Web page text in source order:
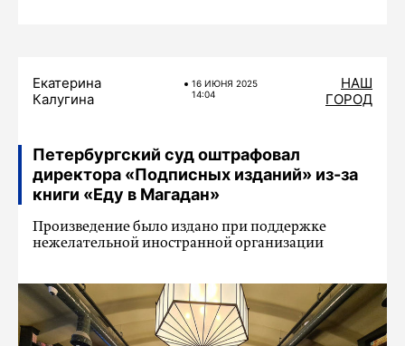
Екатерина
Калугина
16 ИЮНЯ 2025
14:04
НАШ
ГОРОД
Петербургский суд оштрафовал
директора «Подписных изданий» из-за
книги «Еду в Магадан»
Произведение было издано при поддержке
нежелательной иностранной организации